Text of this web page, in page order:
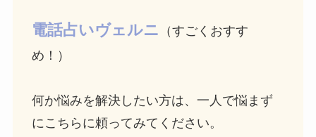
電話占いヴェルニ （すごくおすす
め！）
何か悩みを解決したい方は、一人で悩まず
にこちらに頼ってみてください。